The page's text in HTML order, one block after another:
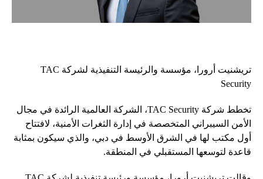
تريشنيت أرورا، مؤسسة والرئيسة التنفيذية لشركة TAC
Security
تخطط شركة TAC Security، الشركة العالمية الرائدة في مجال
الأمن السيبراني المتخصصة في إدارة الثغرات الأمنية، لافتتاح
أول مكتب لها في الشرق الأوسط في دبي، والذي سيكون بمثابة
قاعدة لتوسعها المستقبلي في المنطقة.